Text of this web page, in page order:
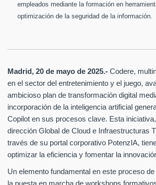
empleados mediante la formación en
optimización de la seguridad de la información.
Madrid, 20 de mayo de 2025.- Codere,
en el sector del entretenimiento y el juego,
ambicioso plan de transformación digital
incorporación de la inteligencia artificial
Copilot en sus procesos clave. Esta
dirección Global de Cloud e Infraestructuras
través de su portal corporativo PotenzIA,
optimizar la eficiencia y fomentar la
Un elemento fundamental en este proceso